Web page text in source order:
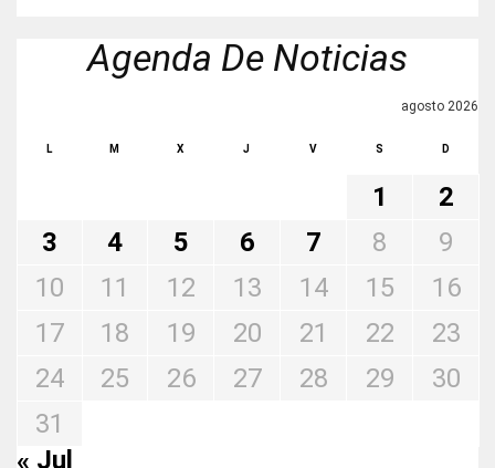
Agenda De Noticias
agosto 2026
L M X J V S D
1
2
3
4 5 6 7 8
9
10
11 12 13 14 15
16
17
18 19 20 21 22
23
24
25 26 27 28 29
30
31
« Jul